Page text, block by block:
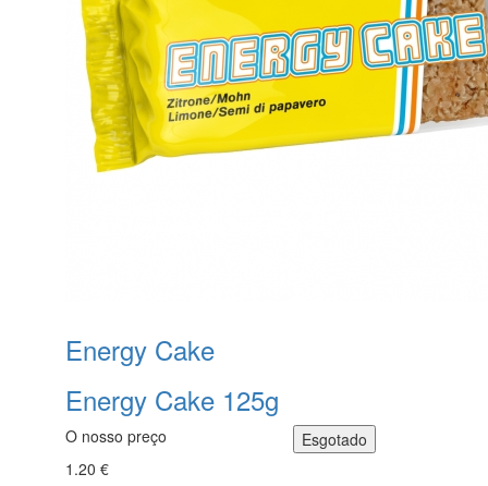
Energy Cake
Energy Cake 125g
O nosso preço
1.20 €